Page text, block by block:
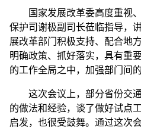
国家发展改革委高度重视、
保护司谢极副司长莅临指导，
展改革部门积极支持、配合地
明确政策、抓好落实，具有重
的工作全局之中，加强部门间
这次会议上，部分省份交通
的做法和经验，谈了做好试点
启发，也很受鼓舞。通过这次